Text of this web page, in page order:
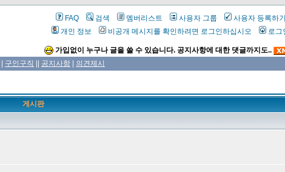
FAQ 검색 멤버리스트 사용자 그룹
사용자 등록하기
개인 정보
비공개 메시지를 확인하려면 로그인하십시오 로그
가입없이 누구나 글을 쓸 수 있습니다. 공지사항에 대한 댓글까지도..
구인구직 공지사항
의견제시
게시판